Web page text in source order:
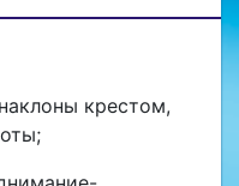
крестом,